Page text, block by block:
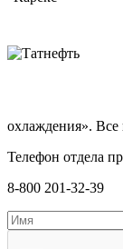
охлаждения».
Телефон отдела
8-800 201-32-39